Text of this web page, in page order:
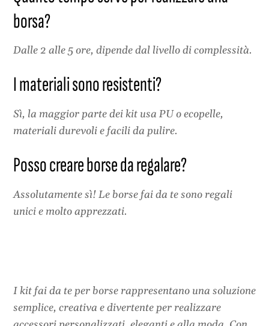
borsa?
Dalle 2 alle 5 ore, dipende dal livello di complessità.
I materiali sono resistenti?
Sì, la maggior parte dei kit usa PU o ecopelle,
materiali durevoli e facili da pulire.
Posso creare borse da regalare?
Assolutamente sì! Le borse fai da te sono regali
unici e molto apprezzati.
I kit fai da te per borse rappresentano una soluzione
semplice, creativa e divertente per realizzare